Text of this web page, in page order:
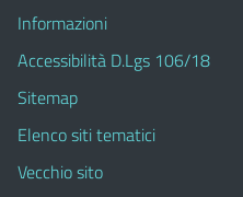
Informazioni
Accessibilità D.Lgs 106/18
Sitemap
Elenco siti tematici
Vecchio sito